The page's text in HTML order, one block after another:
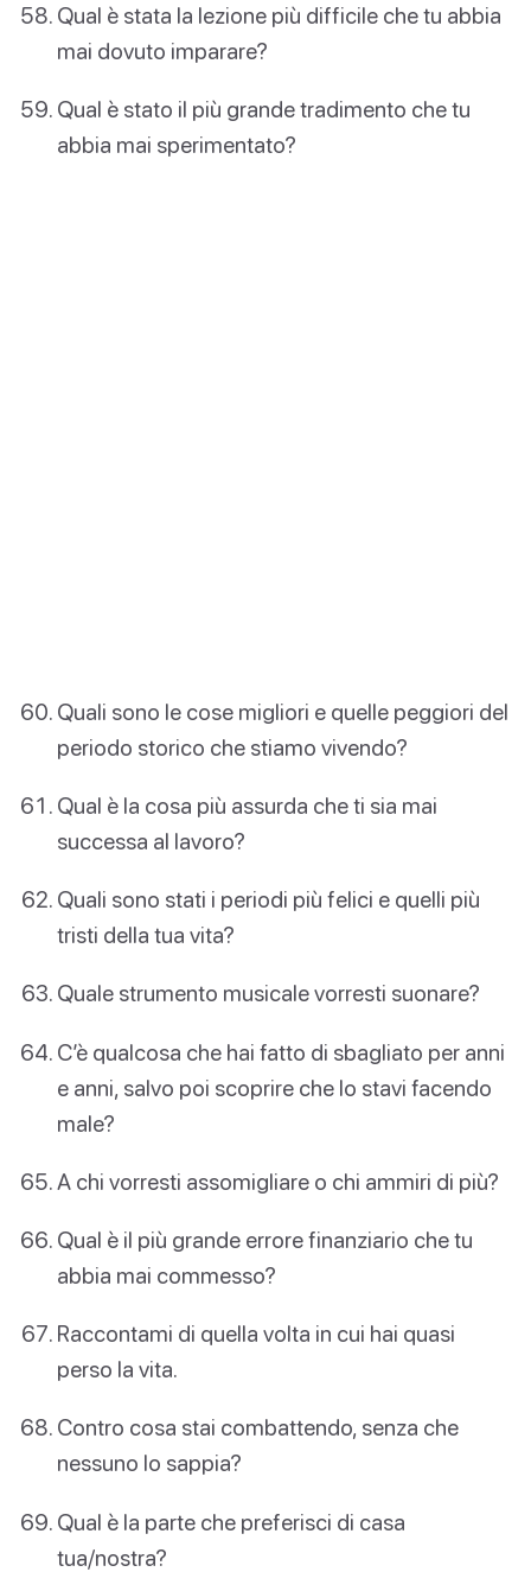
Qual è stata la lezione più difficile che tu abbia
mai dovuto imparare?
Qual è stato il più grande tradimento che tu
abbia mai sperimentato?
Quali sono le cose migliori e quelle peggiori del
periodo storico che stiamo vivendo?
Qual è la cosa più assurda che ti sia mai
successa al lavoro?
Quali sono stati i periodi più felici e quelli più
tristi della tua vita?
Quale strumento musicale vorresti suonare?
C’è qualcosa che hai fatto di sbagliato per anni
e anni, salvo poi scoprire che lo stavi facendo
male?
A chi vorresti assomigliare o chi ammiri di più?
Qual è il più grande errore finanziario che tu
abbia mai commesso?
Raccontami di quella volta in cui hai quasi
perso la vita.
Contro cosa stai combattendo, senza che
nessuno lo sappia?
Qual è la parte che preferisci di casa
tua/nostra?